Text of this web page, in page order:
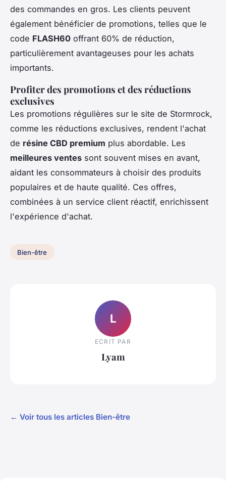
des commandes en gros. Les clients peuvent
également bénéficier de promotions, telles que le
code FLASH60 offrant 60% de réduction,
particulièrement avantageuses pour les achats
importants.
Profiter des promotions et des réductions
exclusives
Les promotions régulières sur le site de Stormrock,
comme les réductions exclusives, rendent l'achat
de résine CBD premium plus abordable. Les
meilleures ventes sont souvent mises en avant,
aidant les consommateurs à choisir des produits
populaires et de haute qualité. Ces offres,
combinées à un service client réactif, enrichissent
l'expérience d'achat.
Bien-être
L
ECRIT PAR
Lyam
← Voir tous les articles Bien-être